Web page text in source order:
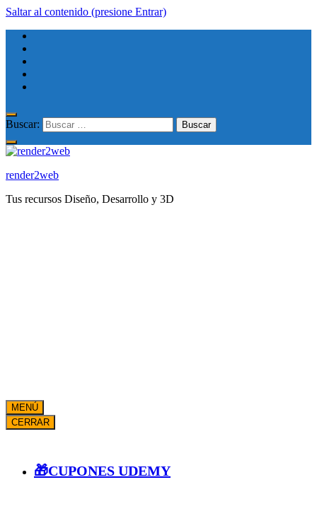
Saltar al contenido (presione Entrar)
Buscar:
render2web
Tus recursos Diseño, Desarrollo y 3D
MENÚ
CERRAR
🎁CUPONES UDEMY